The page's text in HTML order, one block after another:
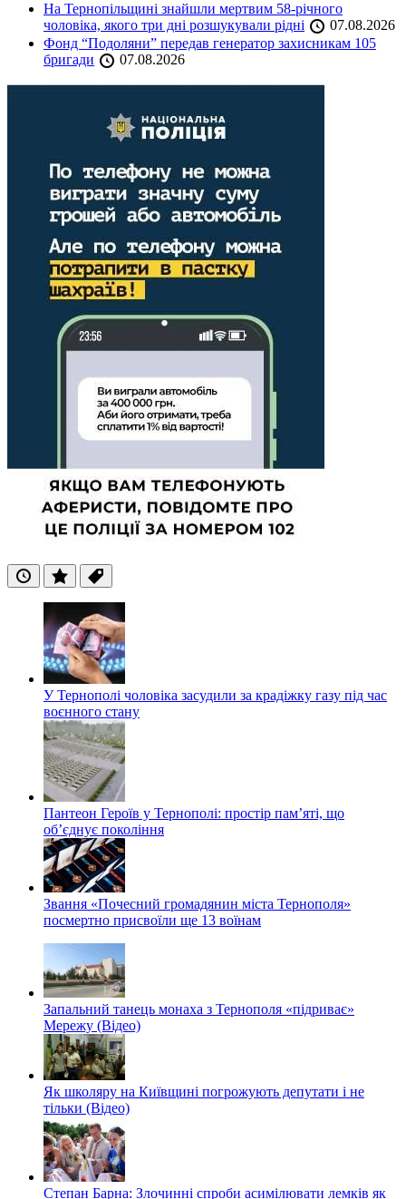
На Тернопільщині знайшли мертвим 58-річного
чоловіка, якого три дні розшукували рідні
07.08.2026
Фонд “Подоляни” передав генератор захисникам 105
бригади
07.08.2026
ОстанніПопулярні
Теги
У Тернополі чоловіка засудили за крадіжку газу під час
воєнного стану
Пантеон Героїв у Тернополі: простір пам’яті, що
об’єднує покоління
Звання «Почесний громадянин міста Тернополя»
посмертно присвоїли ще 13 воїнам
Запальний танець монаха з Тернополя «підриває»
Мережу (Відео)
Як школяру на Київщині погрожують депутати і не
тільки (Відео)
Степан Барна: Злочинні спроби асимілювати лемків як